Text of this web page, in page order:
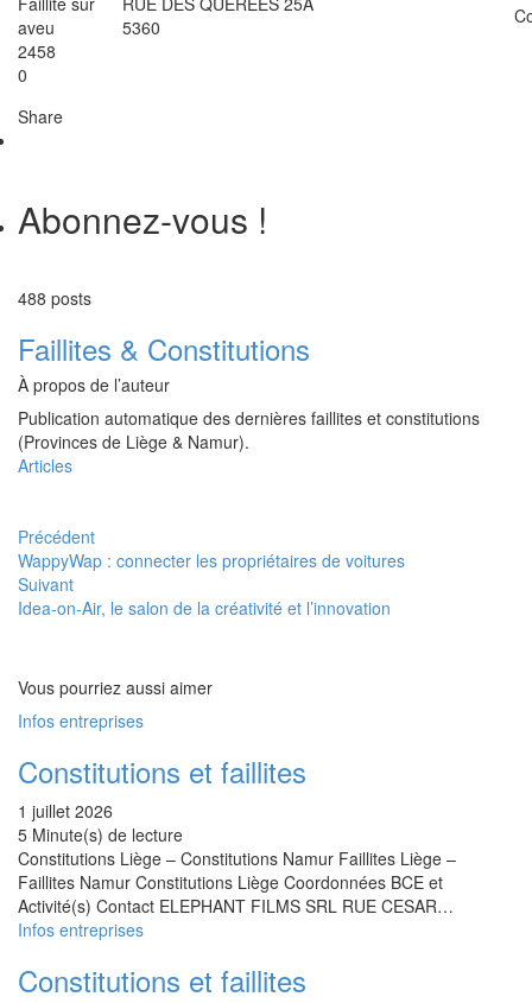
aveu
5360
2458
0
Share
Abonnez-vous !
488 posts
Faillites & Constitutions
À propos de l’auteur
Publication automatique des dernières faillites et constitutions
(Provinces de Liège & Namur).
Articles
Précédent
WappyWap : connecter les propriétaires de voitures
Suivant
Idea-on-Air, le salon de la créativité et l’innovation
Vous pourriez aussi aimer
Infos entreprises
Constitutions et faillites
1 juillet 2026
5 Minute(s) de lecture
Constitutions Liège – Constitutions Namur Faillites Liège –
Faillites Namur Constitutions Liège Coordonnées BCE et
Activité(s) Contact ELEPHANT FILMS SRL RUE CESAR…
Infos entreprises
Constitutions et faillites